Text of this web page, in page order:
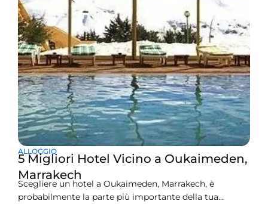
ALLOGGIO
5 Migliori Hotel Vicino a Oukaimeden,
Marrakech
Scegliere un hotel a Oukaimeden, Marrakech, è
probabilmente la parte più importante della tua